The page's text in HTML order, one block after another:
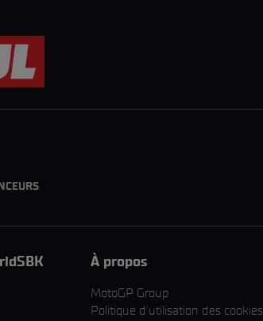
À propos
MotoGP Group
Politique d'utilisation des cookies